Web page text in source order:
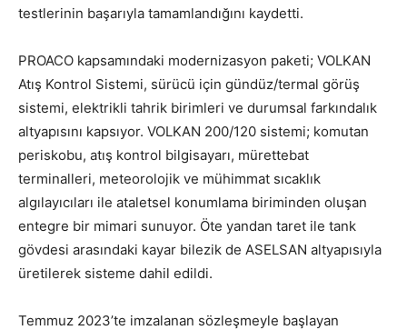
testlerinin başarıyla tamamlandığını kaydetti.
PROACO kapsamındaki modernizasyon paketi; VOLKAN
Atış Kontrol Sistemi, sürücü için gündüz/termal görüş
sistemi, elektrikli tahrik birimleri ve durumsal farkındalık
altyapısını kapsıyor. VOLKAN 200/120 sistemi; komutan
periskobu, atış kontrol bilgisayarı, mürettebat
terminalleri, meteorolojik ve mühimmat sıcaklık
algılayıcıları ile ataletsel konumlama biriminden oluşan
entegre bir mimari sunuyor. Öte yandan taret ile tank
gövdesi arasındaki kayar bilezik de ASELSAN altyapısıyla
üretilerek sisteme dahil edildi.
Temmuz 2023’te imzalanan sözleşmeyle başlayan